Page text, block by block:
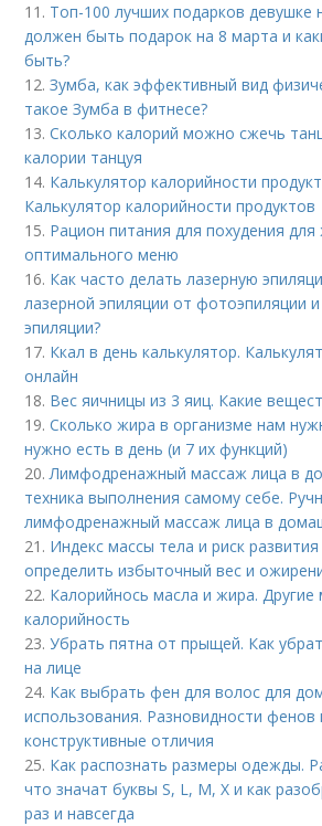
11. Топ-100 лучших подарков девушке
должен быть подарок на 8 марта и
быть?
12.Зумба, как эффективный вид
такое Зумба в фитнесе?
13.Сколько калорий можно сжечь
калории танцуя
14. Калькулятор калорийности
Калькулятор калорийности продуктов
15. Рацион питания для похудения
оптимального меню
16. Как часто делать лазерную
лазерной эпиляции от фотоэпиляции и
эпиляции?
17. Ккал в день калькулятор.
онлайн
18. Вес яичницы из 3 яиц. Какие
19.Сколько жира в организме нам
нужно есть в день (и 7 их функций)
20.Лимфодренажный массаж лица в
техника выполнения самому себе.
лимфодренажный массаж лица в
21. Индекс массы тела и риск
определить избыточный вес и
22. Калорийнось масла и жира.
калорийность
23.Убрать пятна от прыщей. Как
на лице
24. Как выбрать фен для волос для
использования. Разновидности фенов
конструктивные отличия
25. Как распознать размеры одежды.
что значат буквы S, L, M, X и как
раз и навсегда